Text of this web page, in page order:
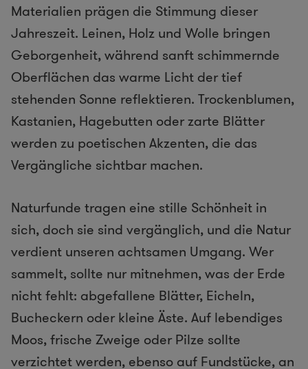
Materialien prägen die Stimmung dieser
Jahreszeit. Leinen, Holz und Wolle bringen
Geborgenheit, während sanft schimmernde
Oberflächen das warme Licht der tief
stehenden Sonne reflektieren. Trockenblumen,
Kastanien, Hagebutten oder zarte Blätter
werden zu poetischen Akzenten, die das
Vergängliche sichtbar machen.
Naturfunde tragen eine stille Schönheit in
sich, doch sie sind vergänglich, und die Natur
verdient unseren achtsamen Umgang. Wer
sammelt, sollte nur mitnehmen, was der Erde
nicht fehlt: abgefallene Blätter, Eicheln,
Bucheckern oder kleine Äste. Auf lebendiges
Moos, frische Zweige oder Pilze sollte
verzichtet werden, ebenso auf Fundstücke, an